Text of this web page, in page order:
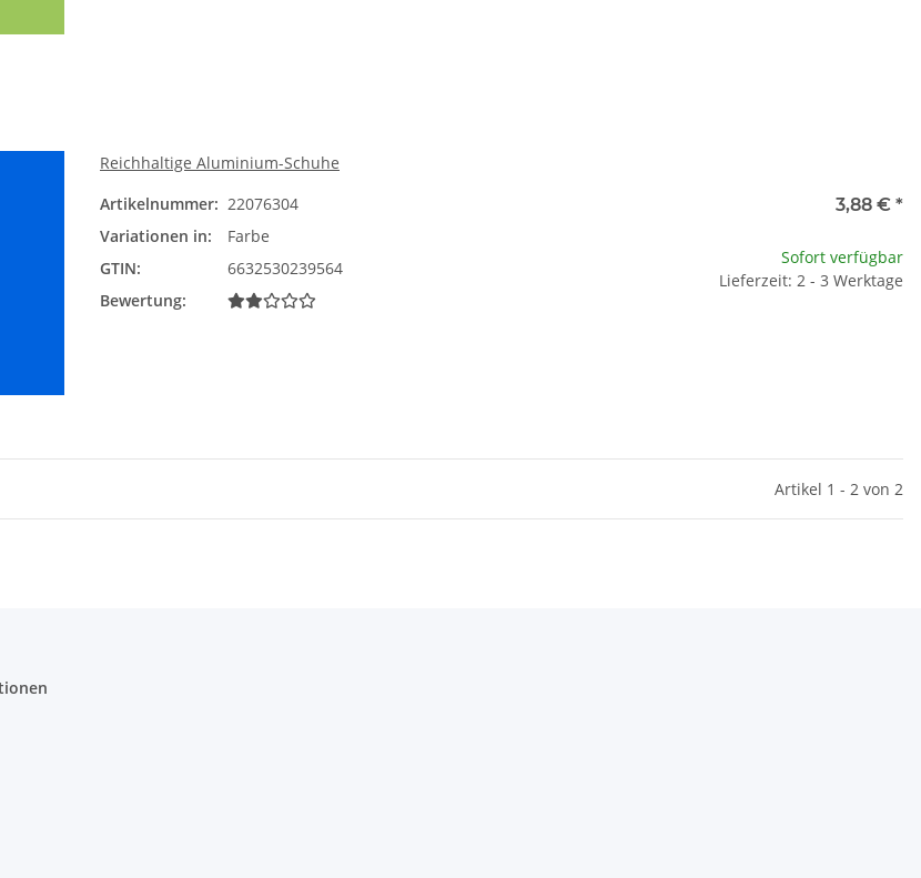
Reichhaltige Aluminium-Schuhe
Artikelnummer: 22076304
Variationen in:
Farbe
GTIN:
6632530239564
Bewertung:
3,88 € *
Sofort verfügbar
Lieferzeit: 2 - 3 Werktage
Artikel 1 - 2 von 2